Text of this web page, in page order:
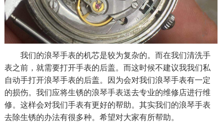
我们的浪琴手表的机芯是较为复杂的。而在我们清洗手
表之前，就需要打开手表的后盖。而这时候不建议我我们私
自动手打开浪琴手表的后盖。因为会对我们浪琴手表有一定
的损伤。我们应将生锈的浪琴手表送去专业的维修店进行维
修。这样会对我们手表有更好的帮助。其实我们的浪琴手表
去除生锈的办法有很多种。希望对大家有所帮助。